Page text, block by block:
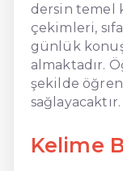
dersin temel
çekimleri,
günlük
almaktadır.
şekilde
sağlayacaktır.
Kelime